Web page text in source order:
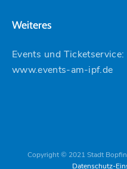
Weiteres
Events und Ticketservice:
www.events-am-ipf.de
Copyright © 2021 Stadt
Datenschutz-